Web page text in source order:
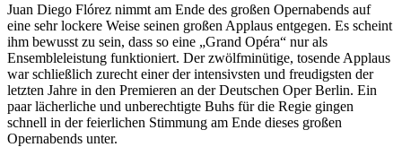
Juan Diego Flórez nimmt am Ende des großen Opernabends auf
eine sehr lockere Weise seinen großen Applaus entgegen. Es scheint
ihm bewusst zu sein, dass so eine „Grand Opéra“ nur als
Ensembleleistung funktioniert. Der zwölfminütige, tosende Applaus
war schließlich zurecht einer der intensivsten und freudigsten der
letzten Jahre in den Premieren an der Deutschen Oper Berlin. Ein
paar lächerliche und unberechtigte Buhs für die Regie gingen
schnell in der feierlichen Stimmung am Ende dieses großen
Opernabends unter.